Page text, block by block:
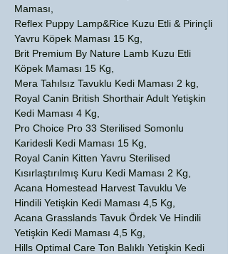
Maması,
Reflex Puppy Lamp&Rice Kuzu Etli & Pirinçli
Yavru Köpek Maması 15 Kg,
Brit Premium By Nature Lamb Kuzu Etli
Köpek Maması 15 Kg,
Mera Tahılsız Tavuklu Kedi Maması 2 kg,
Royal Canin British Shorthair Adult Yetişkin
Kedi Maması 4 Kg,
Pro Choice Pro 33 Sterilised Somonlu
Karidesli Kedi Maması 15 Kg,
Royal Canin Kitten Yavru Sterilised
Kısırlaştırılmış Kuru Kedi Maması 2 Kg,
Acana Homestead Harvest Tavuklu Ve
Hindili Yetişkin Kedi Maması 4,5 Kg,
Acana Grasslands Tavuk Ördek Ve Hindili
Yetişkin Kedi Maması 4,5 Kg,
Hills Optimal Care Ton Balıklı Yetişkin Kedi